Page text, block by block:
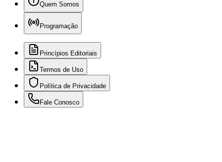
Quem Somos
Programação
Princípios Editoriais
Termos de Uso
Política de Privacidade
Fale Conosco